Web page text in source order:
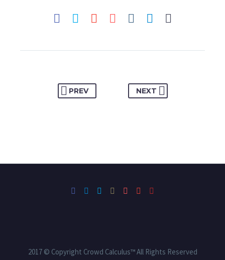
PREV NEXT
2017 © Copyright Crowd Calculus™ All Rights Reserved